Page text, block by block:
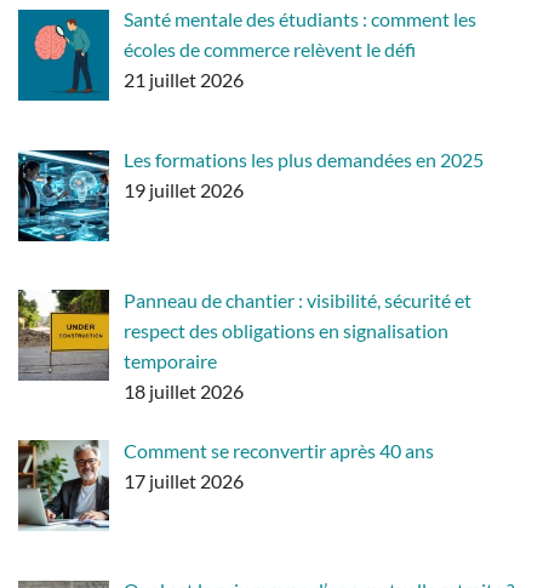
Santé mentale des étudiants : comment les
écoles de commerce relèvent le défi
21 juillet 2026
Les formations les plus demandées en 2025
19 juillet 2026
Panneau de chantier : visibilité, sécurité et
respect des obligations en signalisation
temporaire
18 juillet 2026
Comment se reconvertir après 40 ans
17 juillet 2026